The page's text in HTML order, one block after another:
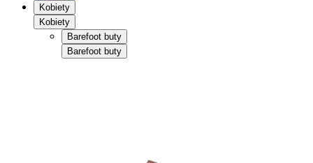
Kobiety
Kobiety
Barefoot buty
Barefoot buty